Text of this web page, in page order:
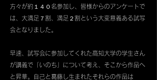
方々が約１４０名参加し、皆様からのアンケートで
は、大満足７割、満足２割という大変意義ある試写
会となりました。
早速、試写会に参加してくれた高知大学の学生さん
が講義で「いのち」について考え、そこから作品へ
と昇華。
自己と葛藤し生まれたそれらの作品は